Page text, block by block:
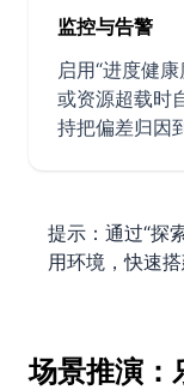
监控与告警
启用“进度健
或资源超载时
持把偏差归因
提示：通过“探
用环境，快速
场景推演：